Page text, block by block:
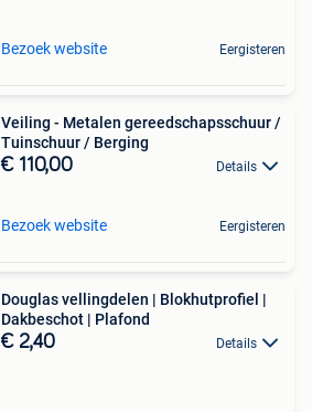
Bezoek website Eergisteren
Veiling - Metalen gereedschapsschuur /
Tuinschuur / Berging
€ 110,00 Details
Bezoek website Eergisteren
Douglas vellingdelen | Blokhutprofiel |
Dakbeschot | Plafond
€ 2,40 Details